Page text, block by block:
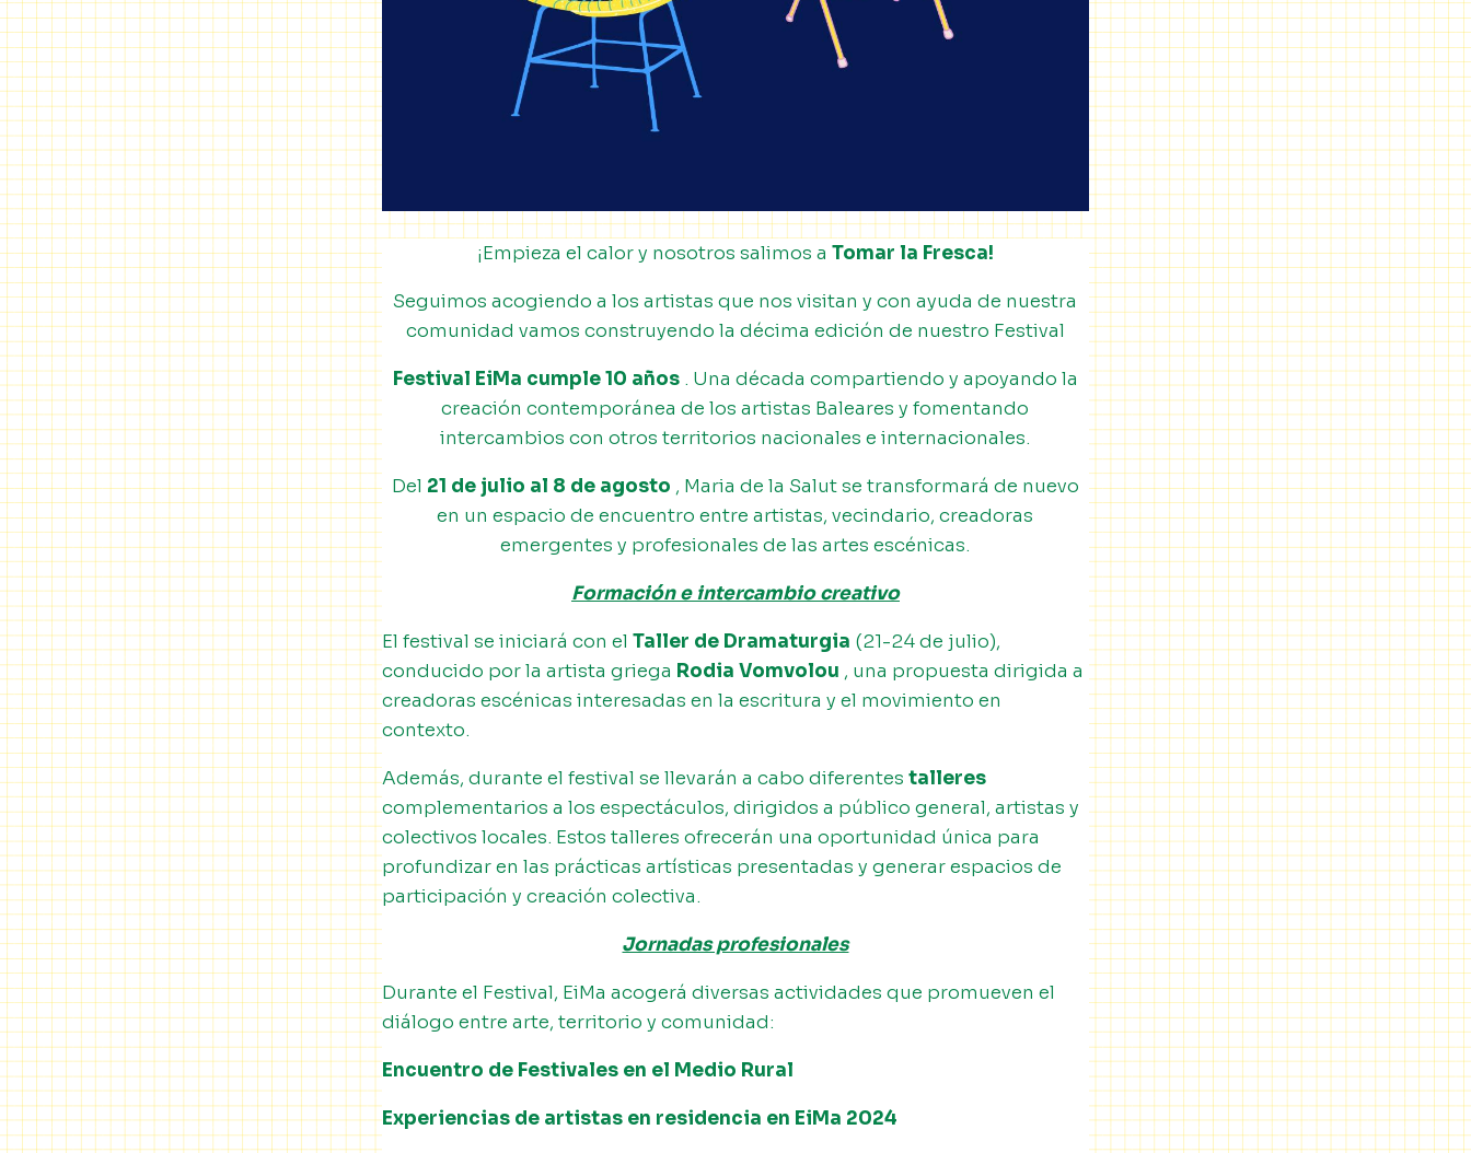
¡Empieza el calor y nosotros salimos a Tomar la Fresca!
Seguimos acogiendo a los artistas que nos visitan y con ayuda de nuestra
comunidad vamos construyendo la décima edición de nuestro Festival
Festival EiMa cumple 10 años. Una década compartiendo y apoyando la
creación contemporánea de los artistas Baleares y fomentando
intercambios con otros territorios nacionales e internacionales.
Del 21 de julio al 8 de agosto , Maria de la Salut se transformará de nuevo
en un espacio de encuentro entre artistas, vecindario, creadoras
emergentes y profesionales de las artes escénicas.
Formación e intercambio creativo
El festival se iniciará con elTaller de Dramaturgia (21-24 de julio),
conducido por la artista griega Rodia Vomvolou , una propuesta dirigida a
creadoras escénicas interesadas en la escritura y el movimiento en
contexto.
Además, durante el festival se llevarán a cabo diferentestalleres
complementarios a los espectáculos, dirigidos a público general, artistas y
colectivos locales. Estos talleres ofrecerán una oportunidad única para
profundizar en las prácticas artísticas presentadas y generar espacios de
participación y creación colectiva.
Jornadas profesionales
Durante el Festival, EiMa acogerá diversas actividades que promueven el
diálogo entre arte, territorio y comunidad:
Encuentro de Festivales en el Medio Rural
Experiencias de artistas en residencia en EiMa 2024